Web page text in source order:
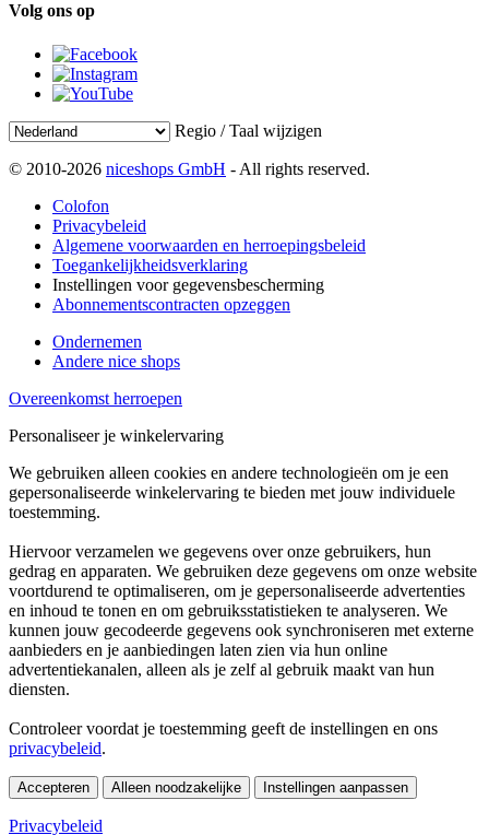
Volg ons op
Regio / Taal wijzigen
© 2010-2026 niceshops GmbH - All rights reserved.
Colofon
Privacybeleid
Algemene voorwaarden en herroepingsbeleid
Toegankelijkheidsverklaring
Instellingen voor gegevensbescherming
Abonnementscontracten opzeggen
Ondernemen
Andere nice shops
Overeenkomst herroepen
Personaliseer je winkelervaring
We gebruiken alleen cookies en andere technologieën om je een
gepersonaliseerde winkelervaring te bieden met jouw individuele
toestemming.
Hiervoor verzamelen we gegevens over onze gebruikers, hun
gedrag en apparaten. We gebruiken deze gegevens om onze website
voortdurend te optimaliseren, om je gepersonaliseerde advertenties
en inhoud te tonen en om gebruiksstatistieken te analyseren. We
kunnen jouw gecodeerde gegevens ook synchroniseren met externe
aanbieders en je aanbiedingen laten zien via hun online
advertentiekanalen, alleen als je zelf al gebruik maakt van hun
diensten.
Controleer voordat je toestemming geeft de instellingen en ons
privacybeleid.
Accepteren Alleen noodzakelijke Instellingen aanpassen
Privacybeleid